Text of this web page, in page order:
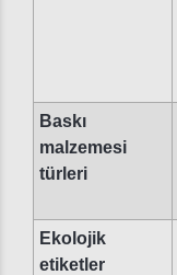
Baskı
malzemesi
türleri
Ekolojik
etiketler